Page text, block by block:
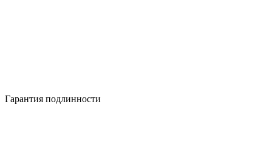
Гарантия подлинности